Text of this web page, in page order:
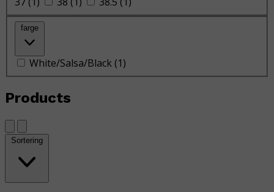
farge
White/Salsa/Black (1)
Products
Sortering